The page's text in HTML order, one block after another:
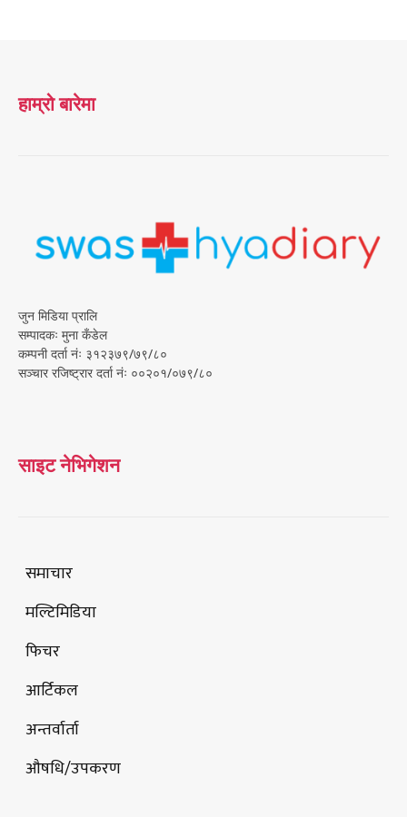
हाम्रो बारेमा
जुन मिडिया प्रालि
सम्पादकः मुना कँडेल
कम्पनी दर्ता नंः ३१२३७९/७९/८०
सञ्चार रजिष्ट्रार दर्ता नंः ००२०१/०७९/८०
साइट नेभिगेशन
समाचार
मल्टिमिडिया
फिचर
आर्टिकल
अन्तर्वार्ता
औषधि/उपकरण